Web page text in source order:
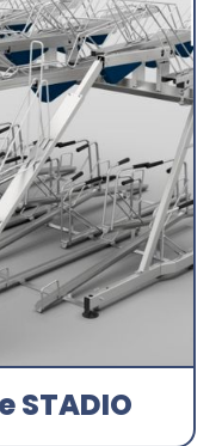
STADIO